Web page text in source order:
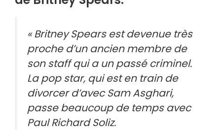
« Britney Spears est devenue très
proche d’un ancien membre de
son staff qui a un passé criminel.
La pop star, qui est en train de
divorcer d’avec Sam Asghari,
passe beaucoup de temps avec
Paul Richard Soliz.